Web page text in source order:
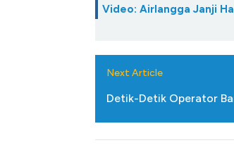
Video: Airlangga Janji
Next Article
Detik-Detik Operator